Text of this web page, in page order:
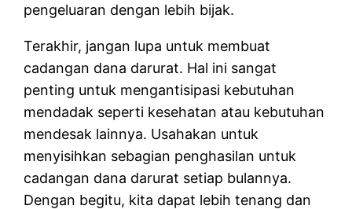
pengeluaran dengan lebih bijak.
Terakhir, jangan lupa untuk membuat
cadangan dana darurat. Hal ini sangat
penting untuk mengantisipasi kebutuhan
mendadak seperti kesehatan atau kebutuhan
mendesak lainnya. Usahakan untuk
menyisihkan sebagian penghasilan untuk
cadangan dana darurat setiap bulannya.
Dengan begitu, kita dapat lebih tenang dan